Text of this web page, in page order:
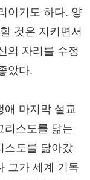
이기도 하다. 양
것은 지키면서
의 자리를 수정
았다.
애 마지막 설교
리스도를 닮는
스도를 닮아갔
그가 세계 기독